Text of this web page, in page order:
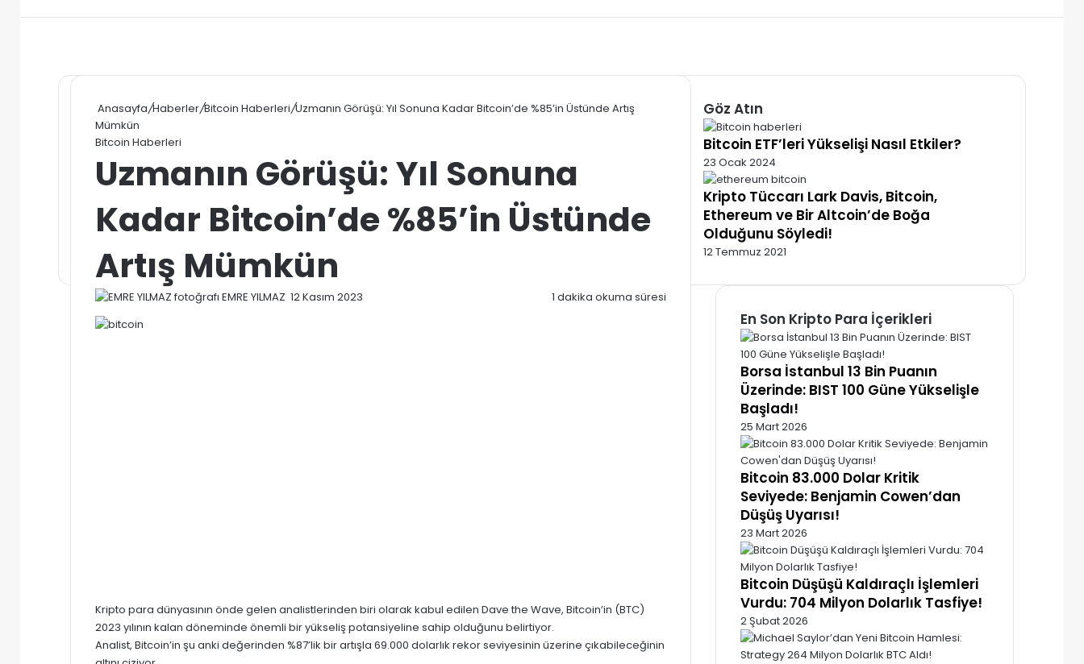
Anasayfa/Haberler/Bitcoin Haberleri/Uzmanın Görüşü: Yıl Sonuna Kadar Bitcoin’de %85’in Üstünde Artış
Mümkün
Bitcoin Haberleri
Uzmanın Görüşü: Yıl Sonuna
Kadar Bitcoin’de %85’in Üstünde
Artış Mümkün
EMRE YILMAZ Bir
12 Kasım 2023 1 dakika okuma süresi
Kripto para dünyasının önde gelen analistlerinden biri olarak kabul edilen Dave the Wave, Bitcoin’in (BTC)
2023 yılının kalan döneminde önemli bir yükseliş potansiyeline sahip olduğunu belirtiyor.
Analist, Bitcoin’in şu anki değerinden %87’lik bir artışla 69.000 dolarlık rekor seviyesinin üzerine çıkabileceğinin
Göz Atın
Kapalı
Bitcoin ETF’leri Yükselişi Nasıl Etkiler?
23 Ocak 2024
Kripto Tüccarı Lark Davis, Bitcoin,
Ethereum ve Bir Altcoin’de Boğa
Olduğunu Söyledi!
12 Temmuz 2021
En Son Kripto Para İçerikleri
Borsa İstanbul 13 Bin Puanın
Üzerinde: BIST 100 Güne Yükselişle
Başladı!
25 Mart 2026
Bitcoin 83.000 Dolar Kritik
Seviyede: Benjamin Cowen’dan
Düşüş Uyarısı!
23 Mart 2026
Bitcoin Düşüşü Kaldıraçlı İşlemleri
Vurdu: 704 Milyon Dolarlık Tasfiye!
2 Şubat 2026